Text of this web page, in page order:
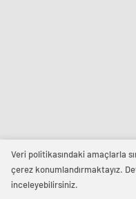
Veri politikasındaki amaçlarla
çerez konumlandırmaktayız.
inceleyebilirsiniz.